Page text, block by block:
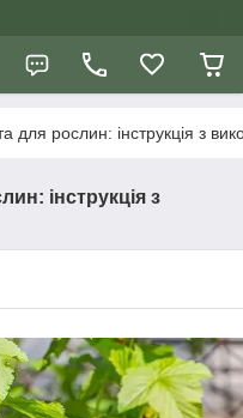
для рослин: інструкція з
інструкція з